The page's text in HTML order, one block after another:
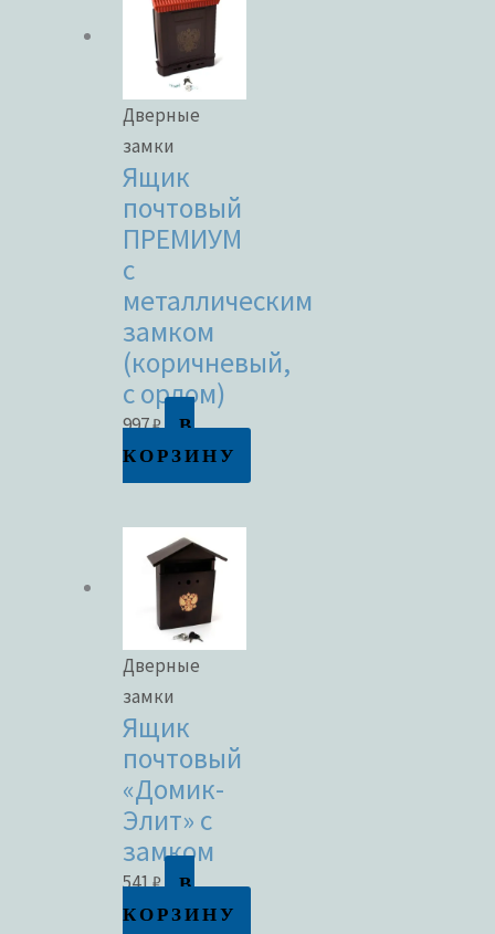
Дверные
замки
Ящик
почтовый
ПРЕМИУМ
с
металлическим
замком
(коричневый,
с орлом)
997₽
В
КОРЗИНУ
Дверные
замки
Ящик
почтовый
«Домик-
Элит» с
замком
541₽
В
КОРЗИНУ